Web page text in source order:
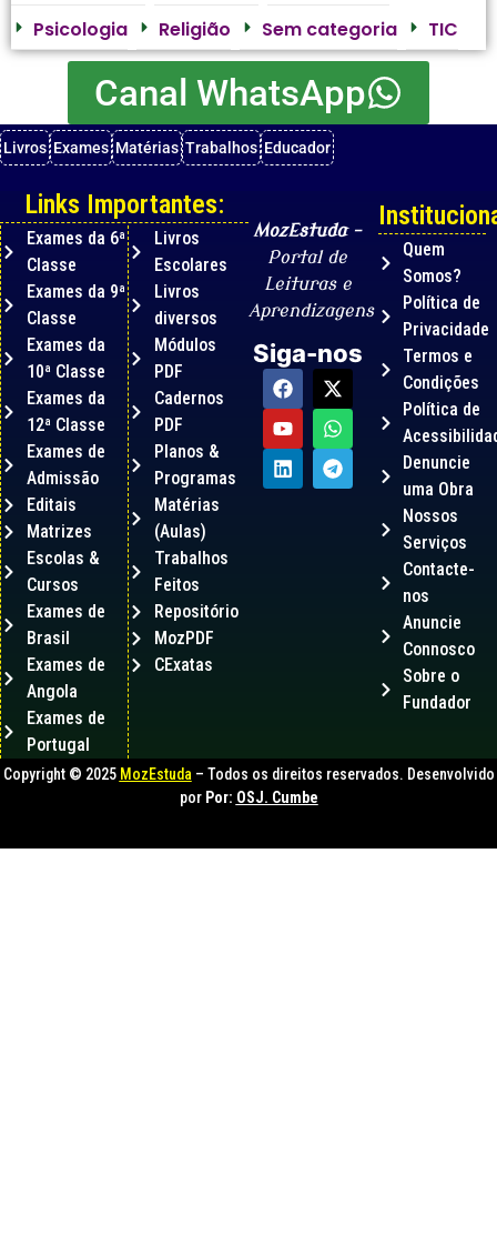
Psicologia
Religião Sem categoria TIC
Canal WhatsApp
Livros Exames Matérias Trabalhos Educador
MozEstuda–
Portal de
Leituras e
Aprendizagens
Siga-nos
Quem
Somos?
Política de
Privacidade
Termos e
Condições
Política de
Denuncie
uma Obra
Nossos
Serviços
Contacte-
nos
Anuncie
Connosco
Sobre o
Fundador
Links Importantes:
Exames da 6ª
Classe
Exames da 9ª
Classe
Exames da
10ª Classe
Exames da
12ª Classe
Exames de
Admissão
Editais
Matrizes
Escolas &
Cursos
Exames de
Brasil
Exames de
Angola
Exames de
Portugal
Livros
Escolares
Livros
diversos
Módulos
PDF
Cadernos
PDF
Planos &
Programas
Matérias
(Aulas)
Trabalhos
Feitos
Repositório
MozPDF
CExatas
Copyright © 2025 MozEstuda– Todos os direitos reservados. Desenvolvido
por Por: OSJ. Cumbe